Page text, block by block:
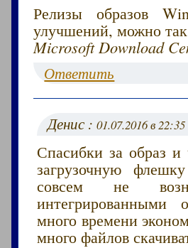
Релизы образов
улучшений, можно так
Microsoft Download
Ответить
Денис :01.07.2016 в 22:35
Спасибки за образ
загрузочную
совсем не
много времени
много файлов